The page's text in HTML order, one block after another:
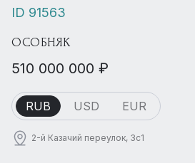
ID 91563
ОСОБНЯК
510 000 000 ₽
RUB USD EUR
2-й Казачий переулок, 3с1